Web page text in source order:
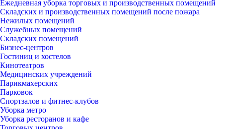
Ежедневная уборка торговых и производственных помещений
Складских и производственных помещений после пожара
Нежилых помещений
Служебных помещений
Складских помещений
Бизнес-центров
Гостиниц и хостелов
Кинотеатров
Медицинских учреждений
Парикмахерских
Парковок
Спортзалов и фитнес-клубов
Уборка метро
Уборка ресторанов и кафе